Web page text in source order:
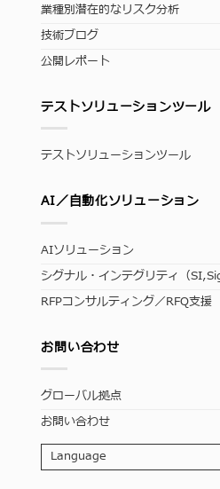
業種別潜在的なリスク分析
技術ブログ
公開レポート
テストソリューションツール
テストソリューションツール
AI／自動化ソリューション
AIソリューション
シグナル・インテグリティ（
RFPコンサルティング／RFQ支援
お問い合わせ
グローバル拠点
お問い合わせ
Language